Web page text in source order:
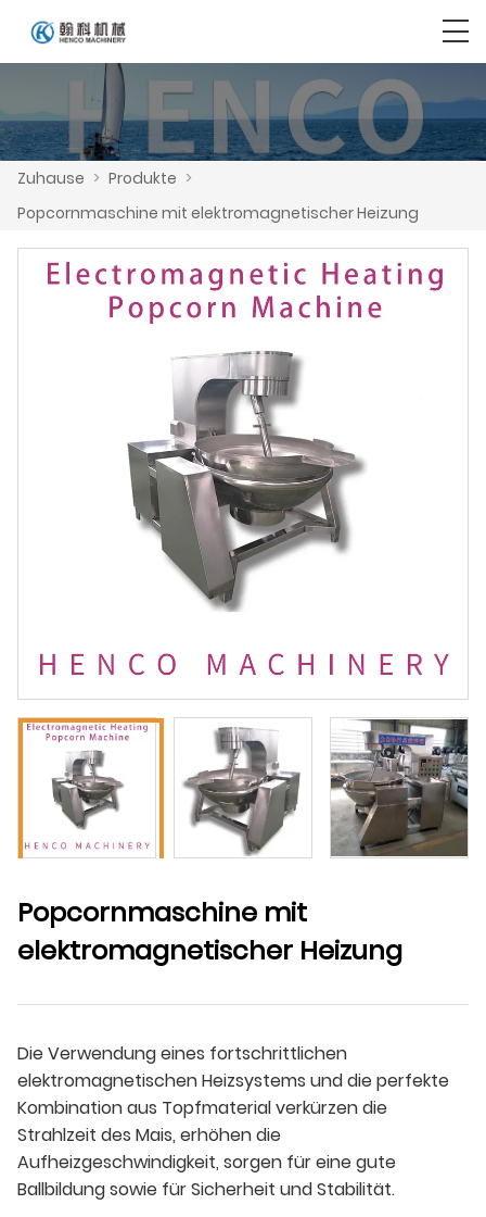
Zuhause > Produkte >
Popcornmaschine mit elektromagnetischer Heizung
Popcornmaschine mit
elektromagnetischer Heizung
Die Verwendung eines fortschrittlichen
elektromagnetischen Heizsystems und die perfekte
Kombination aus Topfmaterial verkürzen die
Strahlzeit des Mais, erhöhen die
Aufheizgeschwindigkeit, sorgen für eine gute
Ballbildung sowie für Sicherheit und Stabilität.